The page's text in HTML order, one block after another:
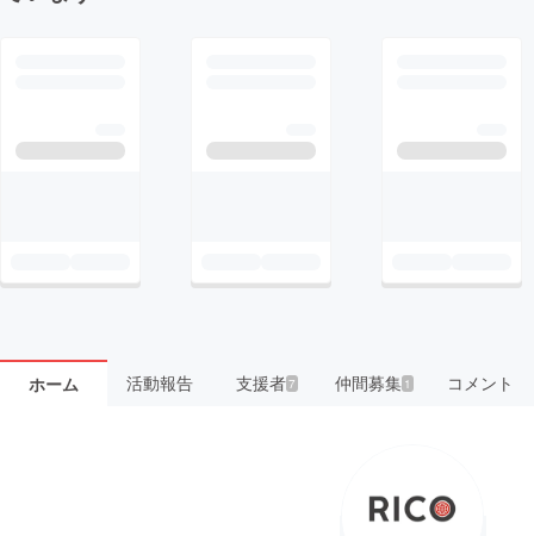
ホーム 活動報告 支援者7 仲間募集 1 コメント